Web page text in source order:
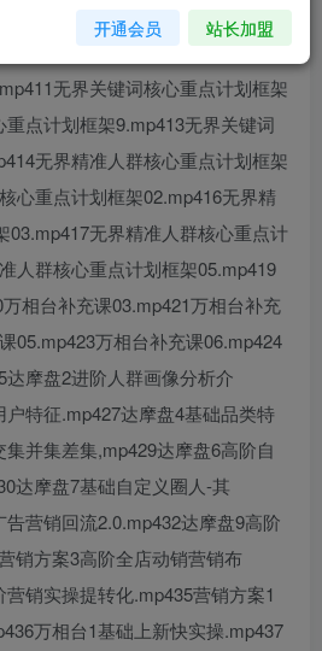
无界关键词核心重点计划框架
重点计划框架06.mp410无界关键
无界关键词核心重点计划框架
点计划框架9.mp413无界关键词
无界精准人群核心重点计划框架
心重点计划框架02.mp416无界精
03.mp417无界精准人群核心重点计
人群核心重点计划框架05.mp419
相台补充课03.mp421万相台补充
05.mp423万相台补充课06.mp424
摩盘2进阶人群画像分析介
特征.mp427达摩盘4基础品类特
并集差集,mp429达摩盘6高阶自
达摩盘7基础自定义圈人-其
营销回流2.0.mp432达摩盘9高阶
销方案3高阶全店动销营销布
销实操提转化.mp435营销方案1
万相台1基础上新快实操.mp437
开通会员 站长加盟